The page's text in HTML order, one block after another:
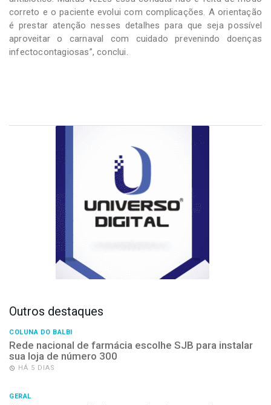
correto e o paciente evolui com complicações. A orientação
é prestar atenção nesses detalhes para que seja possível
aproveitar o carnaval com cuidado prevenindo doenças
infectocontagiosas”, conclui.
Outros destaques
COLUNA DO BALBI
Rede nacional de farmácia escolhe SJB para instalar
sua loja de número 300
HÁ 5 DIAS
GERAL